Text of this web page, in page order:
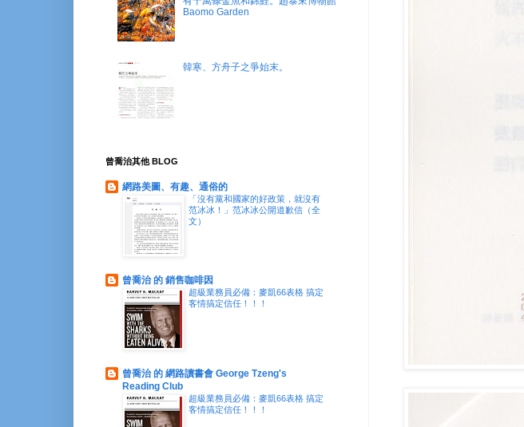
Baomo Garden
韓寒、方舟子之爭始末。
曾喬治其他 BLOG
網路美圖、有趣、通俗的
「沒有黨和國家的好政策，就沒有
范冰冰！」范冰冰公開道歉信（全
文）
曾喬治 的 銷售咖啡因
超級業務員必備：麥凱66表格 搞定
客情搞定信任！！！
曾喬治 的 網路讀書會 George Tzeng's
Reading Club
超級業務員必備：麥凱66表格 搞定
客情搞定信任！！！